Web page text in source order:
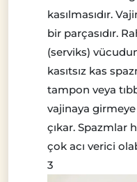
kasılmasıdır.
bir parçasıdır.
(serviks)
kasıtsız kas
tampon veya
vajinaya girmeye
çıkar. Spazmlar
çok acı verici
3